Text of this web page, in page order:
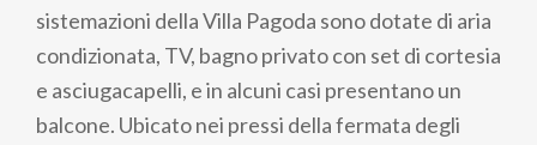
sistemazioni della Villa Pagoda sono dotate di aria
condizionata, TV, bagno privato con set di cortesia
e asciugacapelli, e in alcuni casi presentano un
balcone. Ubicato nei pressi della fermata degli